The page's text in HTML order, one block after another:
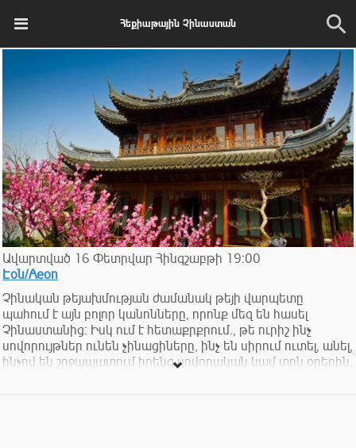
Հեքիաթային Չինաստան
Ավարտված 16 Փետրվար Հինգշաբթի 19:00
Էօն/Aeon
Չինական թեյախմության ժամանակ թեյի վարպետը
պահում է այն բոլոր կանոնները, որոնք մեզ են հասել
Չինաստանից: Իսկ ում է հետաքրքրում., թե ուրիշ ինչ
սովորույթներ ունեն չինացիները, ինչ են սիրում ուտել, անել,
ինչով են շրջապատում իրենց սովորական կամ տոն օրերին,